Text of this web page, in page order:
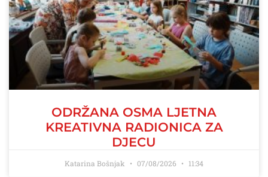
ODRŽANA OSMA LJETNA
KREATIVNA RADIONICA ZA
DJECU
Katarina Bošnjak 07/08/2026 11:34